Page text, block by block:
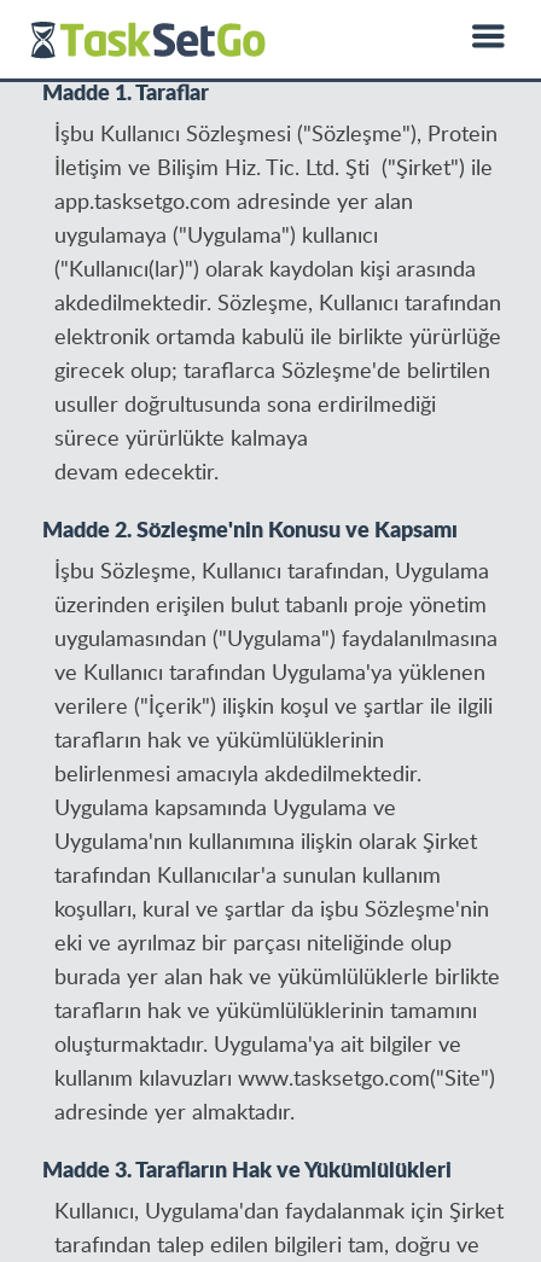
0850 885 01 50
English
Madde 1. Taraflar
İşbu Kullanıcı Sözleşmesi ("Sözleşme"), Protein
İletişim ve Bilişim Hiz. Tic. Ltd. Şti ("Şirket") ile
app.tasksetgo.com adresinde yer alan
uygulamaya ("Uygulama") kullanıcı
("Kullanıcı(lar)") olarak kaydolan kişi arasında
akdedilmektedir. Sözleşme, Kullanıcı tarafından
elektronik ortamda kabulü ile birlikte yürürlüğe
girecek olup; taraflarca Sözleşme'de belirtilen
usuller doğrultusunda sona erdirilmediği
sürece yürürlükte kalmaya
devam edecektir.
Madde 2. Sözleşme'nin Konusu ve Kapsamı
İşbu Sözleşme, Kullanıcı tarafından, Uygulama
üzerinden erişilen bulut tabanlı proje yönetim
uygulamasından ("Uygulama") faydalanılmasına
ve Kullanıcı tarafından Uygulama'ya yüklenen
verilere ("İçerik") ilişkin koşul ve şartlar ile ilgili
tarafların hak ve yükümlülüklerinin
belirlenmesi amacıyla akdedilmektedir.
Uygulama kapsamında Uygulama ve
Uygulama'nın kullanımına ilişkin olarak Şirket
tarafından Kullanıcılar'a sunulan kullanım
koşulları, kural ve şartlar da işbu Sözleşme'nin
eki ve ayrılmaz bir parçası niteliğinde olup
burada yer alan hak ve yükümlülüklerle birlikte
tarafların hak ve yükümlülüklerinin tamamını
oluşturmaktadır. Uygulama'ya ait bilgiler ve
kullanım kılavuzları www.tasksetgo.com("Site")
adresinde yer almaktadır.
Madde 3. Tarafların Hak ve Yükümlülükleri
Kullanıcı, Uygulama'dan faydalanmak için Şirket
tarafından talep edilen bilgileri tam, doğru ve